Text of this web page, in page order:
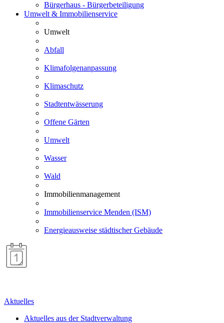
Bürgerhaus - Bürgerbeteiligung
Umwelt & Immobilienservice
Umwelt
Abfall
Klimafolgenanpassung
Klimaschutz
Stadtentwässerung
Offene Gärten
Umwelt
Wasser
Wald
Immobilienmanagement
Immobilienservice Menden (ISM)
Energieausweise städtischer Gebäude
Aktuelles
Aktuelles aus der Stadtverwaltung